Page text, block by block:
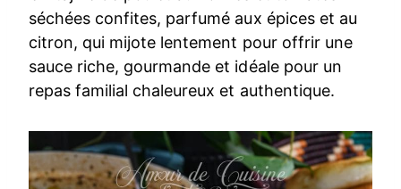
séchées confites, parfumé aux épices et au
citron, qui mijote lentement pour offrir une
sauce riche, gourmande et idéale pour un
repas familial chaleureux et authentique.